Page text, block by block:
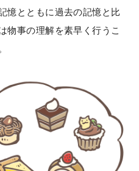
憶とともに過去の記憶と比
物事の理解を素早く行うこ